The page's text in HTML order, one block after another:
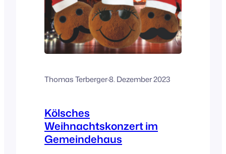
Thomas Terberger·8. Dezember 2023
Kölsches
Weihnachtskonzert im
Gemeindehaus